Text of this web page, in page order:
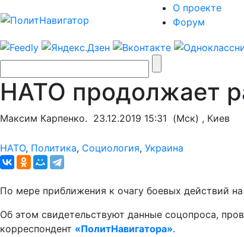
О проекте
Форум
НАТО продолжает
Максим Карпенко. 23.12.2019 15:31 (Мск) , Киев
НАТО, Политика, Социология, Украина
По мере приближения к очагу боевых действий
Об этом свидетельствуют данные соцопроса,
корреспондент «ПолитНавигатора».